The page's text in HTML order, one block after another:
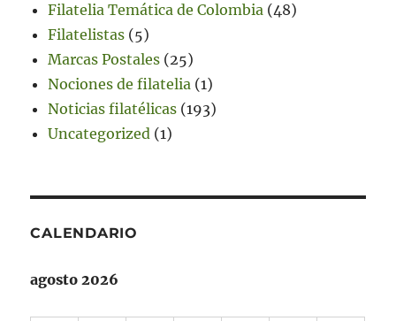
Filatelia Temática de Colombia (48)
Filatelistas (5)
Marcas Postales (25)
Nociones de filatelia (1)
Noticias filatélicas (193)
Uncategorized (1)
CALENDARIO
agosto 2026